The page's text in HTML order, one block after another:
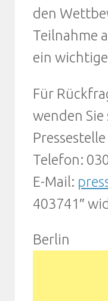
den
Teilnahme
ein
Für
wenden
Telefon:
E-Mail:
403741″
Berlin